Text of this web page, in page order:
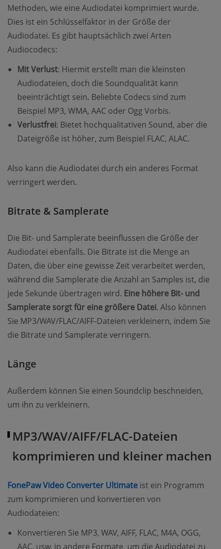
Methoden, wie eine Audiodatei komprimiert wurde.
Dies ist ein Schlüsselfaktor in der Größe der
Audiodatei. Es gibt hauptsächlich zwei Arten
Audiocodecs:
Mit Verlust: Hiermit erstellt man die kleinsten
Audiodateien, doch die Soundqualität kann
beeinträchtigt sein. Beliebte Codecs sind zum
Beispiel MP3, WMA, AAC oder Ogg Vorbis.
Verlustfrei: Bietet hochqualitativen Sound, aber die
Dateigröße ist höher, zum Beispiel FLAC, ALAC.
Also kann die Audiodatei durch ein anderes Format
verringert werden.
Bitrate & Samplerate
Die Bit- und Samplerate beeinflussen die Größe der
Audiodatei ebenfalls. Die Bitrate ist die Menge an
Daten, die über eine gewisse Zeit verarbeitet werden,
während die Samplerate die Anzahl an Samples ist, die
jede Sekunde übertragen wird. Eine höhere Bit- und
Samplerate sorgt für eine größere Datei. Also können
Sie MP3/WAV/FLAC/AIFF-Dateien verkleinern, indem Sie
die Bitrate und Samplerate verringern.
Länge
Außerdem können Sie einen Soundclip beschneiden,
um ihn zu verkleinern.
MP3/WAV/AIFF/FLAC-Dateien
komprimieren und kleiner machen
FonePaw Video Converter Ultimate (opens new window)
ist ein Programm
zum komprimieren und konvertieren von
Audiodateien:
Konvertieren Sie MP3, WAV, AIFF, FLAC, M4A, OGG,
AAC, usw. in andere Formate, um die Audiodatei zu